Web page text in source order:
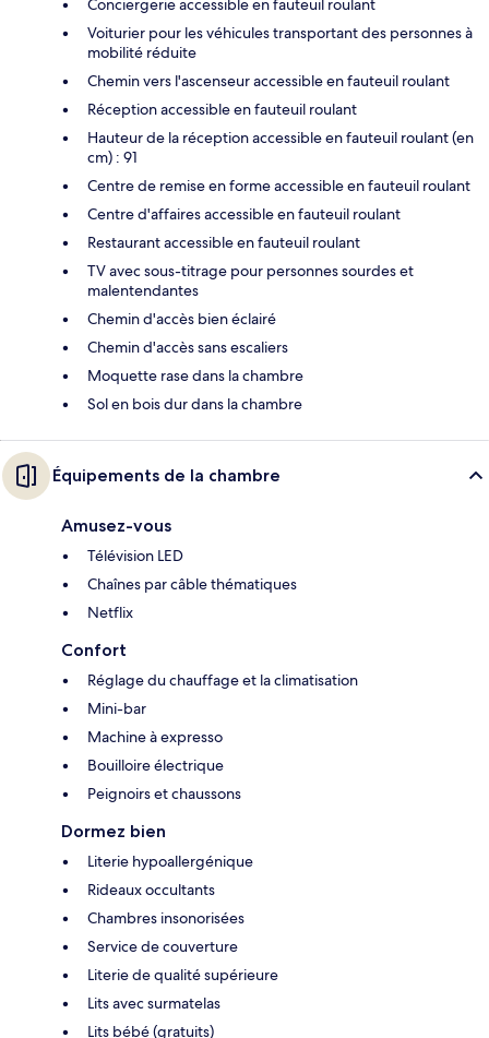
Conciergerie accessible en fauteuil roulant
Voiturier pour les véhicules transportant des personnes à
mobilité réduite
Chemin vers l'ascenseur accessible en fauteuil roulant
Réception accessible en fauteuil roulant
Hauteur de la réception accessible en fauteuil roulant (en
cm) : 91
Centre de remise en forme accessible en fauteuil roulant
Centre d'affaires accessible en fauteuil roulant
Restaurant accessible en fauteuil roulant
TV avec sous-titrage pour personnes sourdes et
malentendantes
Chemin d'accès bien éclairé
Chemin d'accès sans escaliers
Moquette rase dans la chambre
Sol en bois dur dans la chambre
Équipements de la chambre
Amusez-vous
Télévision LED
Chaînes par câble thématiques
Netflix
Confort
Réglage du chauffage et la climatisation
Mini-bar
Machine à expresso
Bouilloire électrique
Peignoirs et chaussons
Dormez bien
Literie hypoallergénique
Rideaux occultants
Chambres insonorisées
Service de couverture
Literie de qualité supérieure
Lits avec surmatelas
Lits bébé (gratuits)